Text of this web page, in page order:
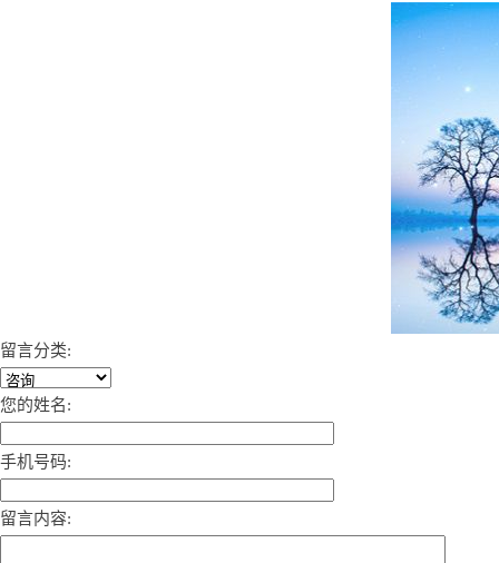
留言分类:
您的姓名:
手机号码:
留言内容: